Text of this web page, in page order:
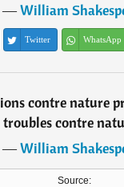
―William
Twitter WhatsApp
contre nature
troubles contre
―William
Source: